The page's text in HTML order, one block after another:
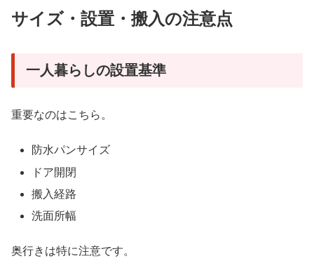
サイズ・設置・搬入の注意点
一人暮らしの設置基準
重要なのはこちら。
防水パンサイズ
ドア開閉
搬入経路
洗面所幅
奥行きは特に注意です。